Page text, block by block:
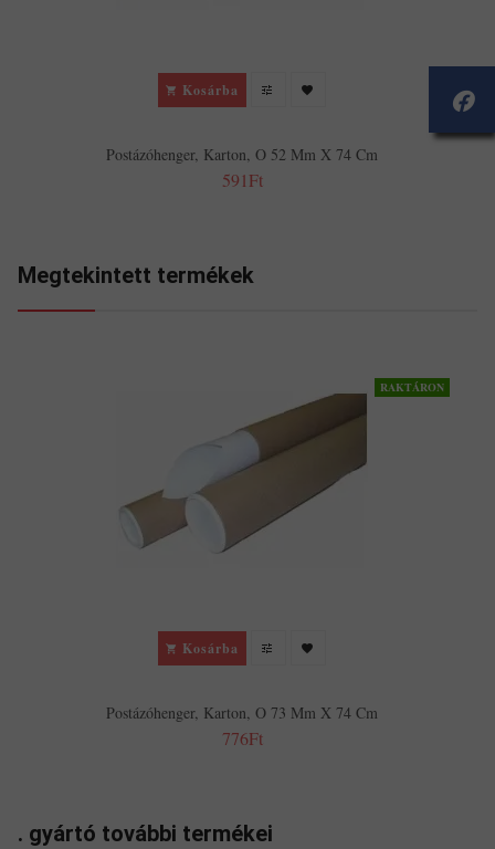
Kosárba
Postázóhenger, Karton, O 52 Mm X 74 Cm
591Ft
Megtekintett termékek
RAKTÁRON
Kosárba
Postázóhenger, Karton, O 73 Mm X 74 Cm
776Ft
. gyártó további termékei